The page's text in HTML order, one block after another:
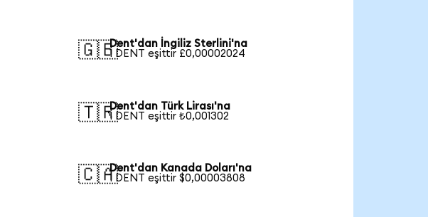
🇬🇧Dent'dan İngiliz Sterlini'na
1 DENT eşittir £0,00002024
🇹🇷Dent'dan Türk Lirası'na
1 DENT eşittir ₺0,001302
🇨🇦Dent'dan Kanada Doları'na
1 DENT eşittir $0,00003808